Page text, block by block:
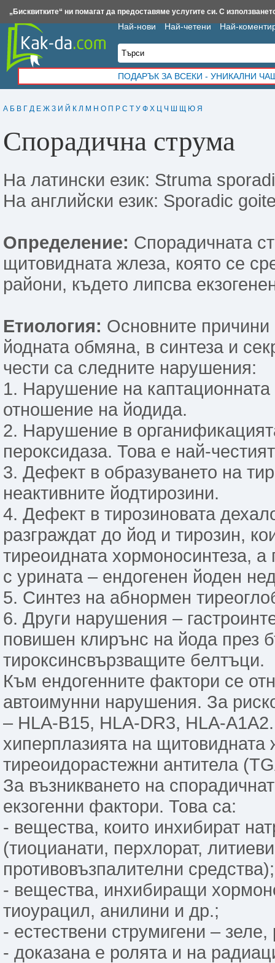
А Б В Г Д Е Ж З И Й К Л М Н О П Р С Т У Ф Х Ц Ч Ш Щ Ю Я
Спорадична струма
На латински език: Struma
На английски език: Sporadic
Определение: Спорадичната
щитовидната жлеза, която се
райони, където липсва
Етиология: Основните
йодната обмяна, в синтеза и
чести са следните нарушения:
1. Нарушение на
отношение на йодида.
2. Нарушение в
пероксидаза. Това е най-
3. Дефект в образуването на
неактивните йодтирозини.
4. Дефект в тирозиновата
разграждат до йод и тирозин,
тиреоидната хормоносинтеза, а
с урината – ендогенен йоден
5. Синтез на абнормен
6. Други нарушения –
повишен клирънс на йода през
тироксинсвързващите белтъци.
Към ендогенните фактори се
автоимунни нарушения. За
– HLA-B15, HLA-DR3, HLA-
хиперплазията на
тиреоидорастежни антитела
За възникването на
екзогенни фактори. Това са:
- вещества, които инхибират
(тиоцианати, перхлорат,
противовъзпалителни средства);
- вещества, инхибиращи
тиоурацил, анилини и др.;
- естествени струмигени –
- доказана е ролята и на
Най-нови Най-четени Най-
ПОДАРЪК ЗА ВСЕКИ - УНИКАЛНИ
Insert.bg Framar.bg Kak-da.com Iztochnik.com BauBau.bg NewAge.bg
„Бисквитките“ ни помагат да предоставяме услугите си. С